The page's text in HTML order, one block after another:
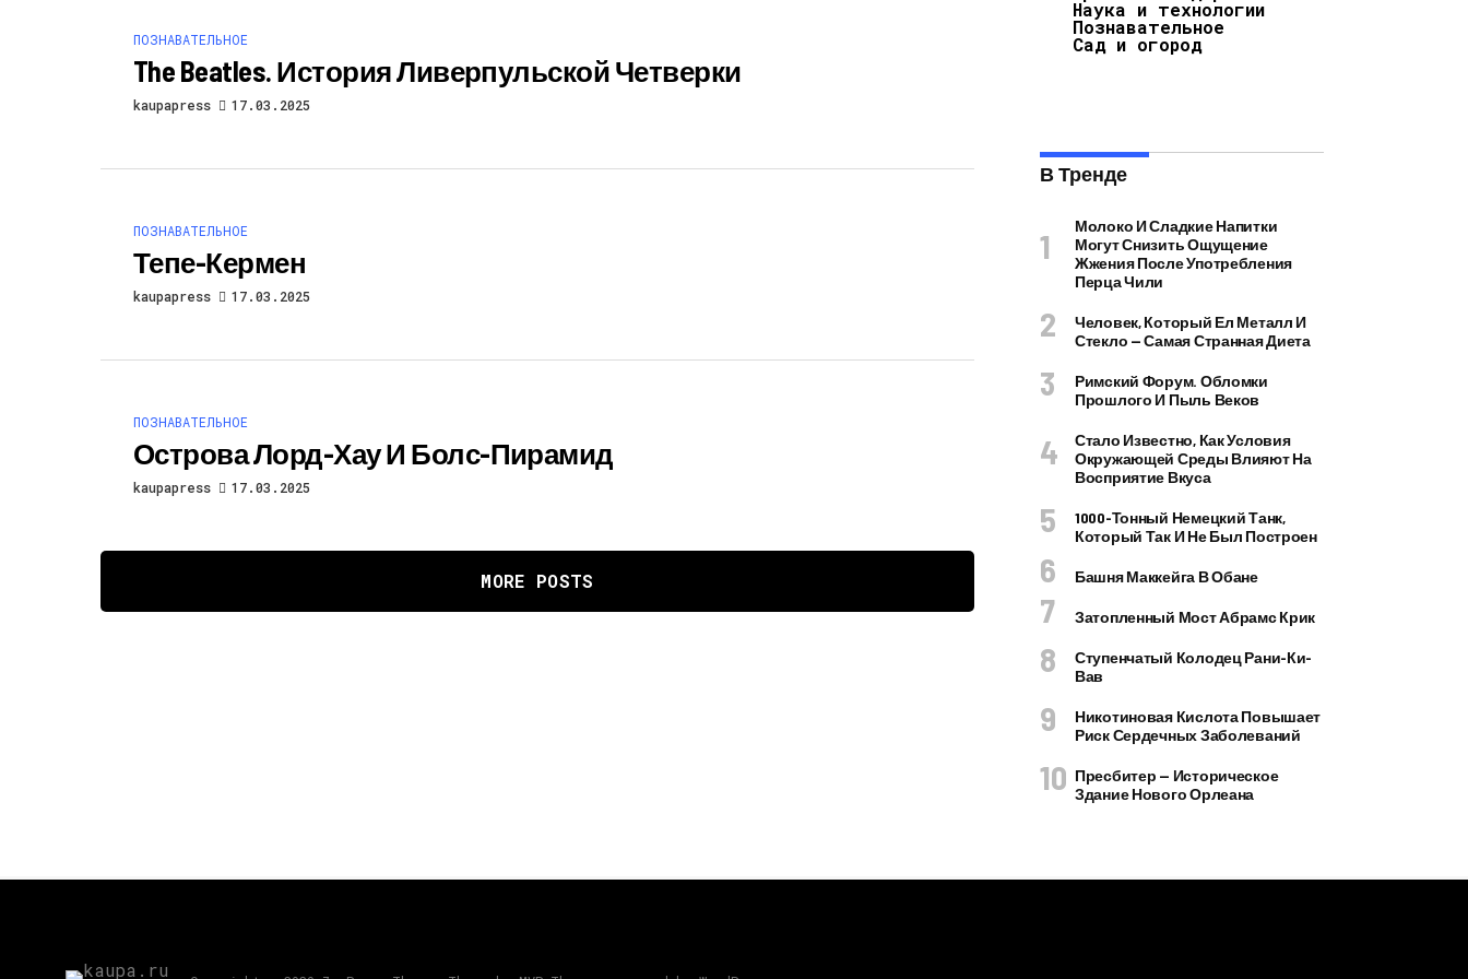
ПОЗНАВАТЕЛЬНОЕ
The Beatles. История Ливерпульской Четверки
kaupapress 17.03.2025
ПОЗНАВАТЕЛЬНОЕ
Тепе-Кермен
kaupapress 17.03.2025
ПОЗНАВАТЕЛЬНОЕ
Острова Лорд-Хау И Болс-Пирамид
kaupapress 17.03.2025
MORE POSTS
Наука и технологии
Познавательное
Сад и огород
В Тренде
Молоко И Сладкие Напитки
Могут Снизить Ощущение
Жжения После Употребления
Перца Чили
Человек, Который Ел Металл И
Стекло — Самая Странная Диета
Римский Форум. Обломки
Прошлого И Пыль Веков
Стало Известно, Как Условия
Окружающей Среды Влияют На
Восприятие Вкуса
1000-Тонный Немецкий Танк,
Который Так И Не Был Построен
Башня Маккейга В Обане
Затопленный Мост Абрамс Крик
Ступенчатый Колодец Рани-Ки-
Вав
Никотиновая Кислота Повышает
Риск Сердечных Заболеваний
Пресбитер — Историческое
Здание Нового Орлеана